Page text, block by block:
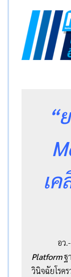
“
เ
อว.- ส
Platformฐ
วินิจฉัยโรคร